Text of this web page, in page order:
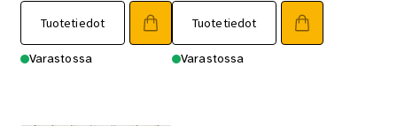
Tuotetiedot
Varastossa
Tuotetiedot
Tällä
tuotteella
onVarastossa